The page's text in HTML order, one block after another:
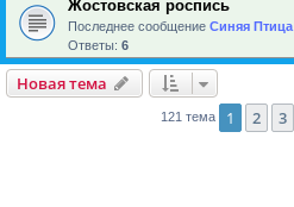
Жостовская роспись
Последнее сообщение Синяя Птица
Ответы: 6
Новая тема
121 тема 1 2 3